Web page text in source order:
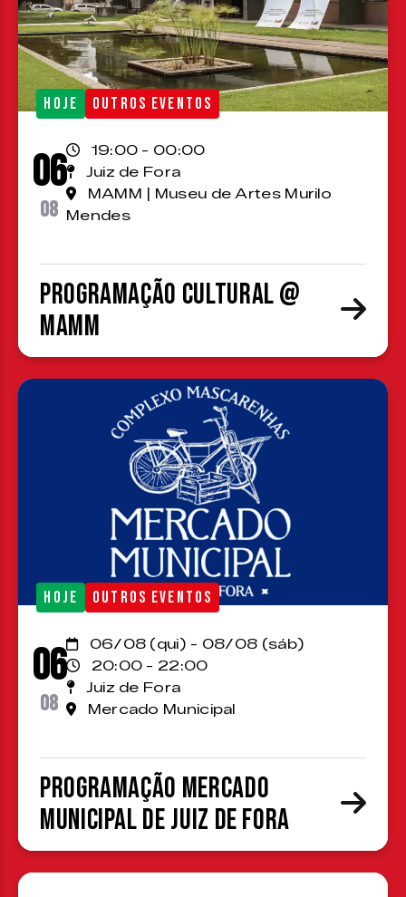
HOJE OUTROS EVENTOS
06
08
19:00 - 00:00
Juiz de Fora
MAMM | Museu de Artes Murilo
Mendes
Programação cultural @
MAMM
HOJE OUTROS EVENTOS
06
08
06/08 (qui) - 08/08 (sáb)
20:00 - 22:00
Juiz de Fora
Mercado Municipal
Programação Mercado
Municipal de Juiz de Fora